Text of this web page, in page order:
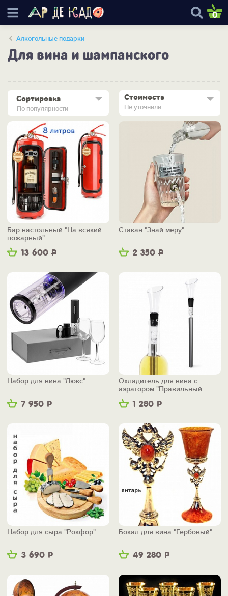
0
Алкогольные подарки
Для вина и шампанского
По популярности
Сортировка Стоимость
Не уточнили
13 600 Р
Бар настольный "На всякий
пожарный"
2 350 Р
Стакан "Знай меру"
7 950 Р
Набор для вина "Люкс"
1 280 Р
Охладитель для вина с
аэратором "Правильный
вкус"
3 690 Р
Набор для сыра "Рокфор"
49 280 Р
Бокал для вина "Гербовый"